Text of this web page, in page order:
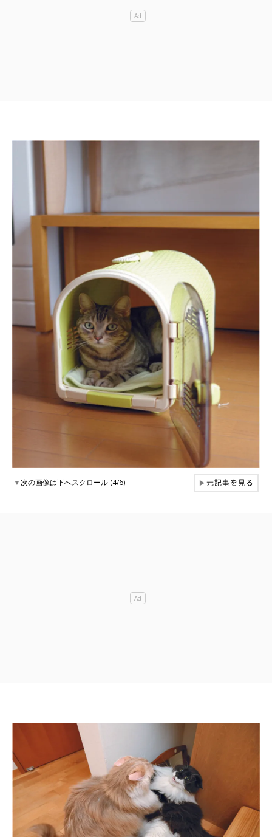
▼次の画像は下へスクロール (4/6) ▶元記事を見る